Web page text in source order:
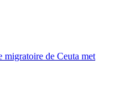
migratoire de Ceuta met